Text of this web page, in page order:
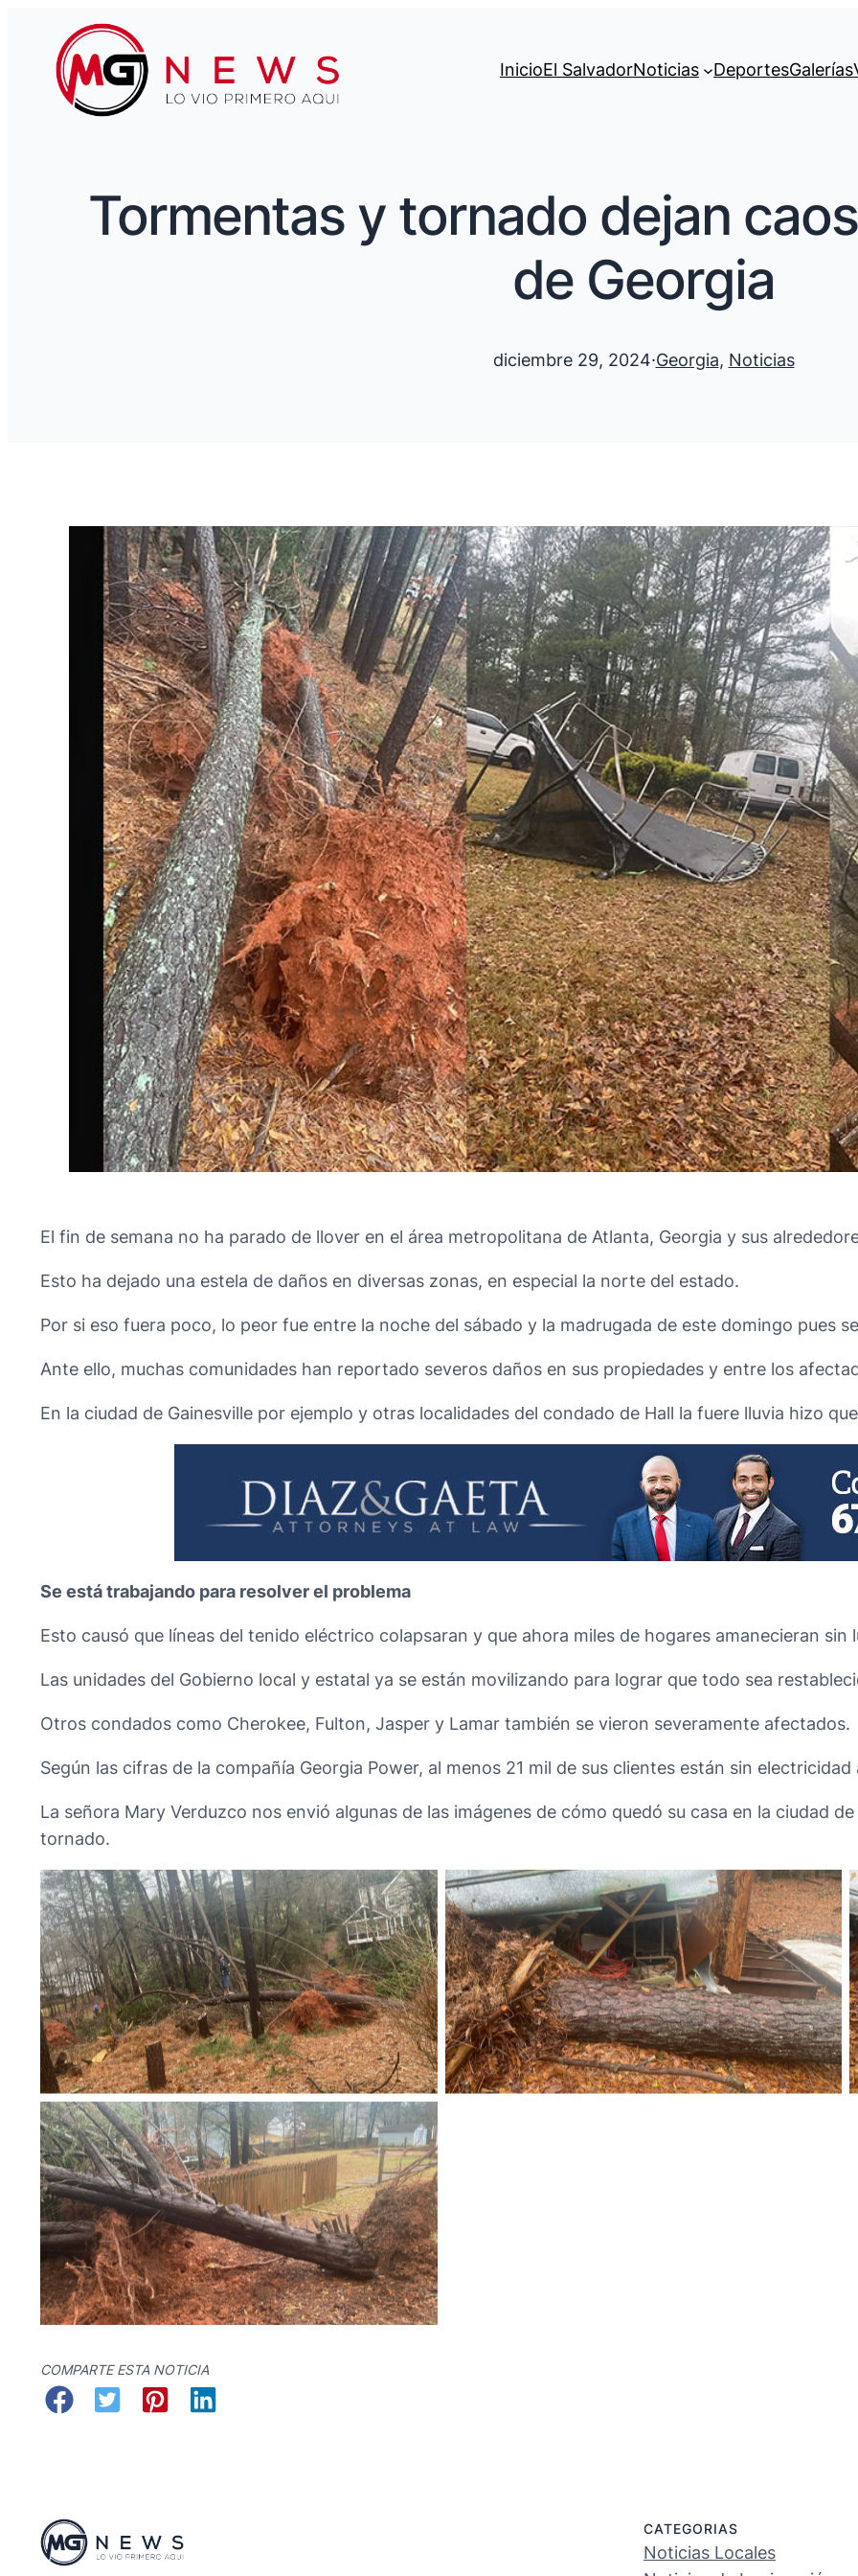
InicioEl SalvadorNoticias DeportesGalerías
Tormentas y tornado dejan
de Georgia
diciembre 29, 2024·Georgia, Noticias
El fin de semana no ha parado de llover en el área metropolitana de Atlanta, Georgia y sus
Esto ha dejado una estela de daños en diversas zonas, en especial la norte del estado.
Por si eso fuera poco, lo peor fue entre la noche del sábado y la madrugada de este domingo pues
Ante ello, muchas comunidades han reportado severos daños en sus propiedades y entre los
En la ciudad de Gainesville por ejemplo y otras localidades del condado de Hall la fuere lluvia hizo
Se está trabajando para resolver el problema
Esto causó que líneas del tenido eléctrico colapsaran y que ahora miles de hogares amanecieran sin
Las unidades del Gobierno local y estatal ya se están movilizando para lograr que todo sea
Otros condados como Cherokee, Fulton, Jasper y Lamar también se vieron severamente afectados.
Según las cifras de la compañía Georgia Power, al menos 21 mil de sus clientes están sin
La señora Mary Verduzco nos envió algunas de las imágenes de cómo quedó su casa en la ciudad
tornado.
No Caption No Caption
No Caption
COMPARTE ESTA NOTICIA
CATEGORIAS
Noticias Locales